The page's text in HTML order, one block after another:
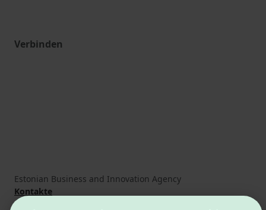
Verbinden
Estonian Business and Innovation Agency
Kontakte
Kooperationspartner